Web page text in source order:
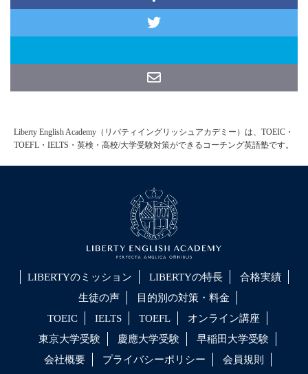
Liberty English Academy（リバティイングリッシュアカデミー）は、TOEIC・
TOEFL・IELTS・英検・高校/大学受験対策ができるコーチング英語塾です。
LIBERTYのミッション LIBERTYの特長
合格実績
生徒の声
目的別の対策・料金
TOEIC
IELTS TOEFL
オンライン講座
東京大学受験
慶應大学受験
早稲田大学受験
会社概要
プライバシーポリシー 会員規則